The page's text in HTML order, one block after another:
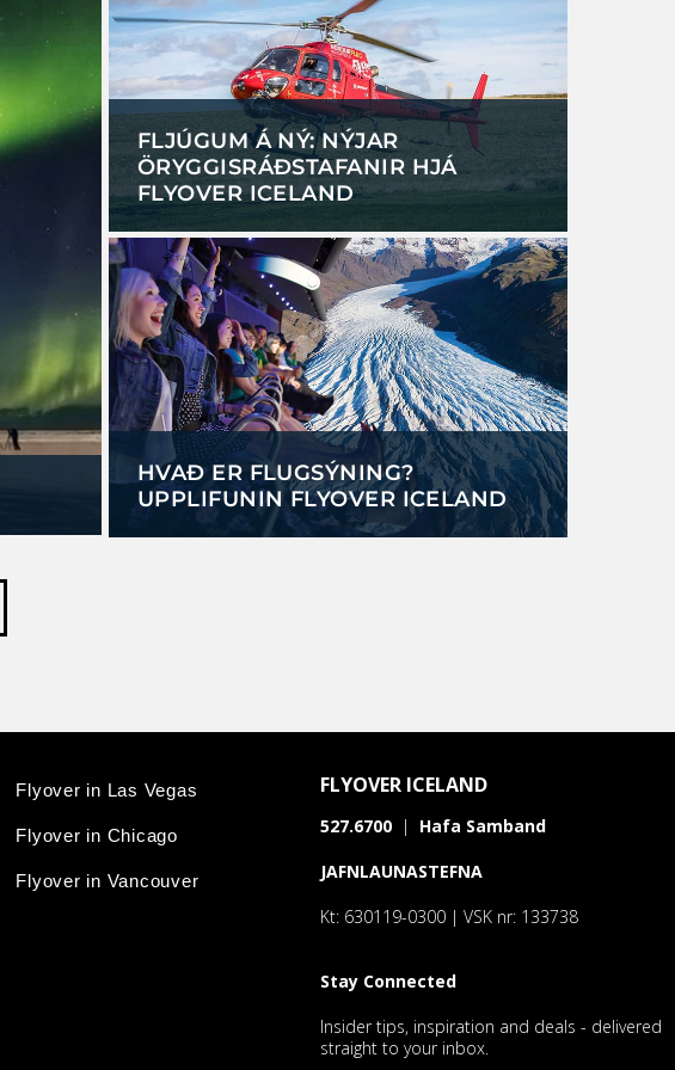
FLJÚGUM Á NÝ: NÝJAR
ÖRYGGISRÁÐSTAFANIR HJÁ
FLYOVER ICELAND
HVAÐ ER FLUGSÝNING?
UPPLIFUNIN FLYOVER ICELAND
Flyover in Las Vegas
Flyover in Chicago
Flyover in Vancouver
FLYOVER ICELAND
527.6700| Hafa Samband
JAFNLAUNASTEFNA
Kt: 630119-0300 | VSK nr: 133738
Stay Connected
Insider tips, inspiration and deals - delivered
straight to your inbox.